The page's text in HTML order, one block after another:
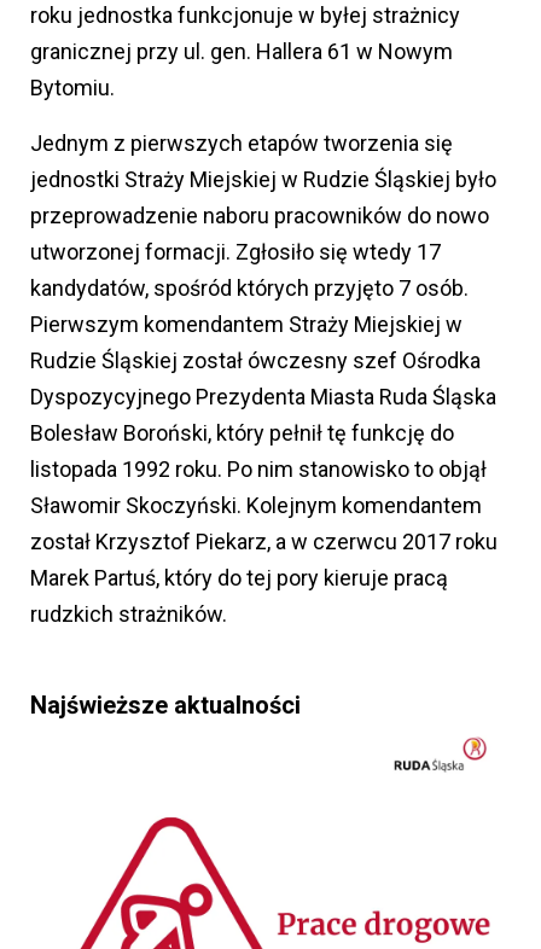
roku jednostka funkcjonuje w byłej strażnicy
granicznej przy ul. gen. Hallera 61 w Nowym
Bytomiu.
Jednym z pierwszych etapów tworzenia się
jednostki Straży Miejskiej w Rudzie Śląskiej było
przeprowadzenie naboru pracowników do nowo
utworzonej formacji. Zgłosiło się wtedy 17
kandydatów, spośród których przyjęto 7 osób.
Pierwszym komendantem Straży Miejskiej w
Rudzie Śląskiej został ówczesny szef Ośrodka
Dyspozycyjnego Prezydenta Miasta Ruda Śląska
Bolesław Boroński, który pełnił tę funkcję do
listopada 1992 roku. Po nim stanowisko to objął
Sławomir Skoczyński. Kolejnym komendantem
został Krzysztof Piekarz, a w czerwcu 2017 roku
Marek Partuś, który do tej pory kieruje pracą
rudzkich strażników.
Najświeższe aktualności